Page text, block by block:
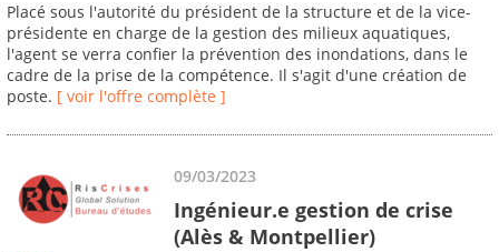
Placé sous l'autorité du président de la structure et de la vice-
présidente en charge de la gestion des milieux aquatiques,
l'agent se verra confier la prévention des inondations, dans le
cadre de la prise de la compétence. Il s'agit d'une création de
poste. [ voir l'offre complète ]
09/03/2023
Ingénieur.e gestion de crise
(Alès & Montpellier)